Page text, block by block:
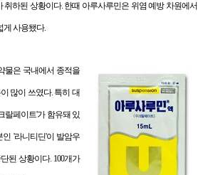
취하된 상황이다. 한때 아루사루민은 위염 예방 차원에서
게 사용됐다.
물은 국내에서 종적을
많이 쓰였다. 특히 대
랄페이트'가 함유돼 있
'라니티딘'이 발암우
된 상황이다. 100개가